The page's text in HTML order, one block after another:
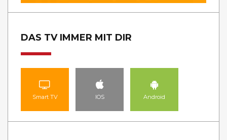
DAS TV IMMER MIT DIR
Smart TV IOS Android